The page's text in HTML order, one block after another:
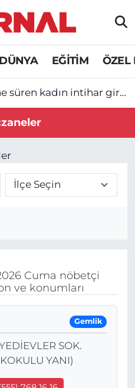
DÜNYA EĞİTİM ÖZEL
kadın intihar girişiminde bulundu
Cuma nöbetçi
ve konumları
Gemlik
SOK.
YANI)
ve Fikstür